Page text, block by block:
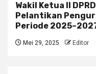
Wakil Ketua II
Pelantikan
Periode
Mei 29, 2025 Editor